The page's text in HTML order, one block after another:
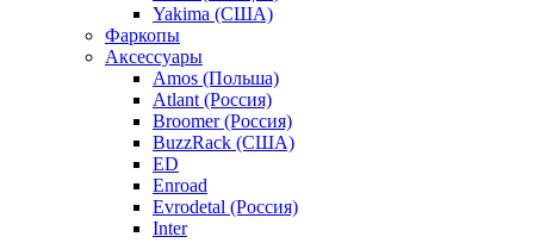
Yakima (США)
Фаркопы
Аксессуары
Amos (Польша)
Atlant (Россия)
Broomer (Россия)
BuzzRack (США)
ED
Enroad
Evrodetal (Россия)
Inter